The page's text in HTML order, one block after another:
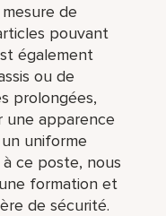
de
pouvant
également
ou de
prolongées,
une apparence
uniforme
ce poste, nous
formation et
de sécurité.